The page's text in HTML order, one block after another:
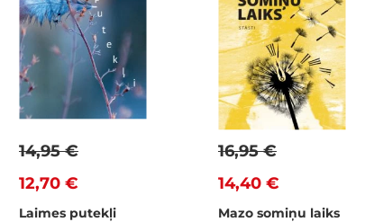
12,70 €
14,95 €
Laimes putekļi
14,40 €
16,95 €
Mazo somiņu laiks